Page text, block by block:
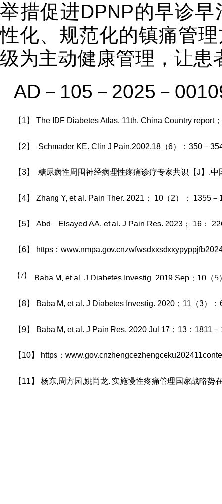
举措促进DPNP的早诊
性化、规范化的镇痛管
级为主动健康管理，让患
AD－105－2025－
【1】 The IDF Diabetes Atlas. 11th. China Country
【2】 Schmader KE. Clin J Pain,2002,18（6）：350－
【3】 糖尿病性周围神经病理性疼痛诊疗专家共识【J】.
【4】 Zhang Y, et al. Pain Ther. 2021； 10（2）： 1355－
【5】 Abd－Elsayed AA, et al. J Pain Res. 2023； 16：
【6】 https：
【7】 Baba M, et al. J Diabetes Investig. 2019 Sep；10（5
【8】 Baba M, et al. J Diabetes Investig. 2020；11（3）
【9】 Baba M, et al. J Pain Res. 2020 Jul 17；13：1811
【10】 https：
【11】 杨东,周方园,姚尚龙. 实施慢性疼痛管理国家战略